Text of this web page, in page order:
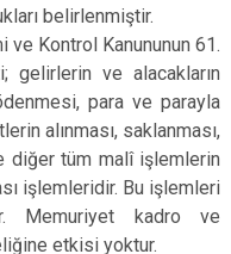
belirlenmiştir.
Kontrol Kanununun 61.
gelirlerin ve alacakların
para ve parayla
alınması, saklanması,
diğer tüm malî işlemlerin
işlemleridir. Bu işlemleri
Memuriyet kadro ve
etkisi yoktur.